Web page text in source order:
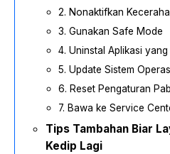
2. Nonaktifkan
3. Gunakan Safe Mode
4. Uninstal Aplikasi
5. Update Sistem
6. Reset Pengaturan
7. Bawa ke Service
Tips Tambahan Biar
Kedip Lagi